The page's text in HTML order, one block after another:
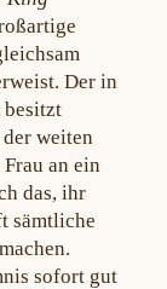
Der in
besitzt
weiten
an ein
das, ihr
sämtliche
sofort gut